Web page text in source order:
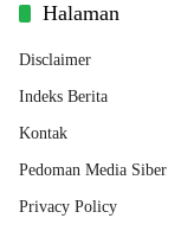
Halaman
Disclaimer
Indeks Berita
Kontak
Pedoman Media Siber
Privacy Policy